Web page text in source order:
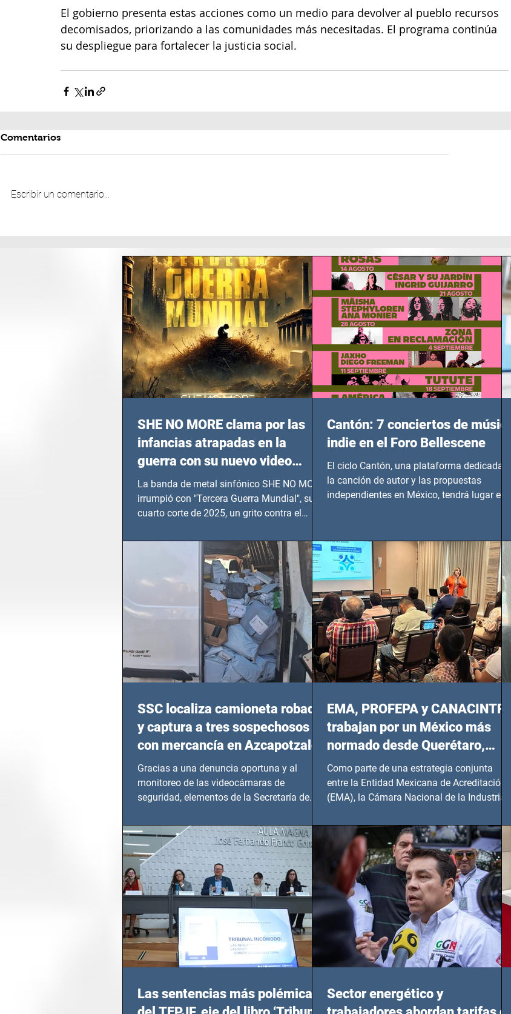
El gobierno presenta estas acciones como un medio para devolver al pueblo recursos
decomisados, priorizando a las comunidades más necesitadas. El programa continúa
su despliegue para fortalecer la justicia social.
Comentarios
Escribir un comentario...
SHE NO MORE clama por las
infancias atrapadas en la
guerra con su nuevo video
TERCERA GUERRA MUNDIAL
La banda de metal sinfónico SHE NO MORE
irrumpió con "Tercera Guerra Mundial", su
cuarto corte de 2025, un grito contra el
en epicentros bélicos.
Cantón: 7 conciertos de música
indie en el Foro Bellescene
El ciclo Cantón, una plataforma dedicada a
la canción de autor y las propuestas
independientes en México, tendrá lugar en el
del 14 de agosto al 25 de septiembre, a las
20:00 horas.
SSC localiza camioneta robada
y captura a tres sospechosos
con mercancía en Azcapotzalco
Gracias a una denuncia oportuna y al
monitoreo de las videocámaras de
seguridad, elementos de la Secretaría de
EMA, PROFEPA y CANACINTRA
trabajan por un México más
normado desde Querétaro,
Hidalgo y BCS
Como parte de una estrategia conjunta
entre la Entidad Mexicana de Acreditación
(EMA), la Cámara Nacional de la Industria
Las sentencias más polémicas
Sector energético y